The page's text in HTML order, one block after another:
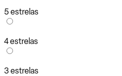
5 estrelas
4 estrelas
3 estrelas